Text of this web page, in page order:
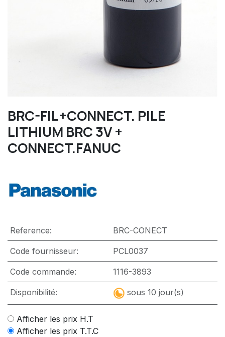
BRC-FIL+CONNECT. PILE
LITHIUM BRC 3V +
CONNECT.FANUC
Reference: BRC-CONECT
Code fournisseur: PCL0037
Code commande: 1116-3893
Disponibilité: sous 10 jour(s)
Afficher les prix H.T
Afficher les prix T.T.C